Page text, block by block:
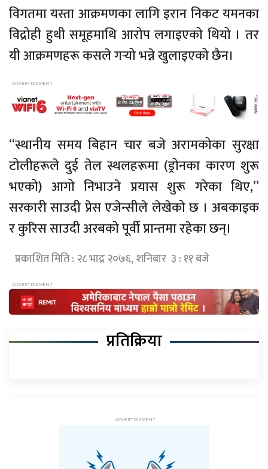
विगतमा यस्ता आक्रमणका लागि इरान निकट यमनका
विद्रोही हुथी समूहमाथि आरोप लगाइएको थियो । तर
यी आक्रमणहरू कसले गर्‍यो भन्ने खुलाइएको छैन।
“स्थानीय समय बिहान चार बजे अरामकोका सुरक्षा
टोलीहरूले दुई तेल स्थलहरूमा (ड्रोनका कारण शुरू
भएको) आगो निभाउने प्रयास शुरू गरेका थिए,”
सरकारी साउदी प्रेस एजेन्सीले लेखेको छ । अबकाइक
र कुरिस साउदी अरबको पूर्वी प्रान्तमा रहेका छन्।
प्रकाशित मिति : २८ भाद्र २०७६, शनिबार ३ : ११ बजे
प्रतिक्रिया